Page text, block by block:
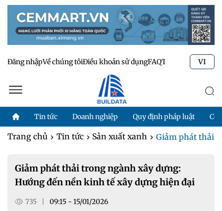
Đăng nhậpVề chúng tôiĐiều khoản sử dụngFAQTư vấn kỹ thuật
VI
Tin tức Doanh nghiệp Quy định pháp luật
Trang chủ Tin tức Sản xuất xanh Giảm phát thải
Giảm phát thải trong ngành xây dựng:
Hướng đến nền kinh tế xây dựng hiện đại
735 09:15 - 15/01/2026